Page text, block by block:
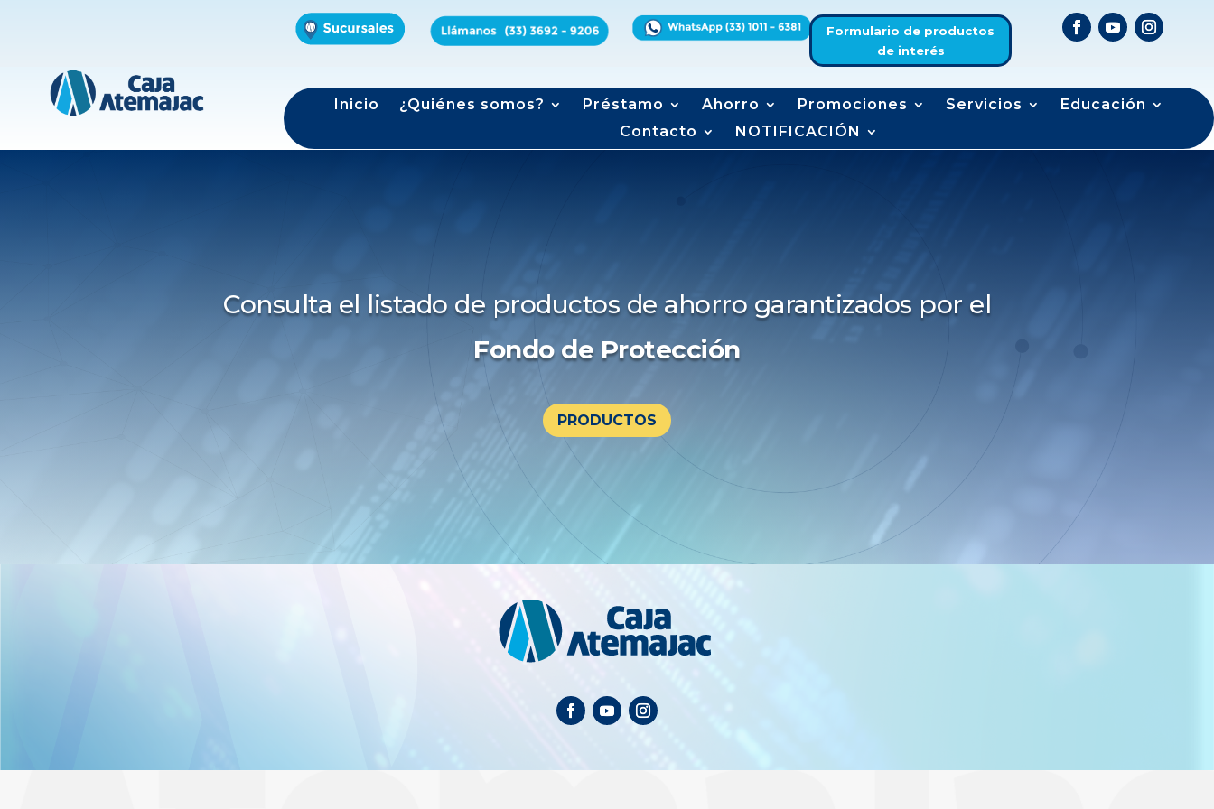
Formulario de productos
de interés
Inicio ¿Quiénes somos? Préstamo Ahorro Promociones Servicios
Educación
Contacto
NOTIFICACIÓN
Consulta el listado de productos de ahorro garantizados por el
Fondo de Protección
PRODUCTOS